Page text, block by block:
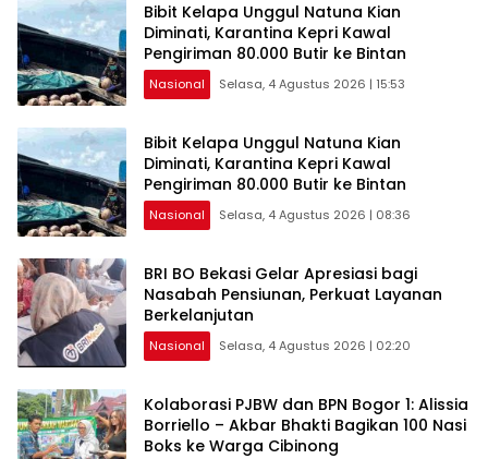
Bibit Kelapa Unggul Natuna Kian
Diminati, Karantina Kepri Kawal
Pengiriman 80.000 Butir ke Bintan
Nasional Selasa, 4 Agustus 2026 | 15:53
Bibit Kelapa Unggul Natuna Kian
Diminati, Karantina Kepri Kawal
Pengiriman 80.000 Butir ke Bintan
Nasional Selasa, 4 Agustus 2026 | 08:36
BRI BO Bekasi Gelar Apresiasi bagi
Nasabah Pensiunan, Perkuat Layanan
Berkelanjutan
Nasional Selasa, 4 Agustus 2026 | 02:20
Kolaborasi PJBW dan BPN Bogor 1: Alissia
Borriello – Akbar Bhakti Bagikan 100 Nasi
Boks ke Warga Cibinong